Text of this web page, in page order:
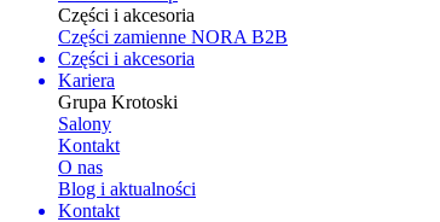
Części i akcesoria
Części zamienne NORA B2B
Części i akcesoria
Kariera
Grupa Krotoski
Salony
Kontakt
O nas
Blog i aktualności
Kontakt